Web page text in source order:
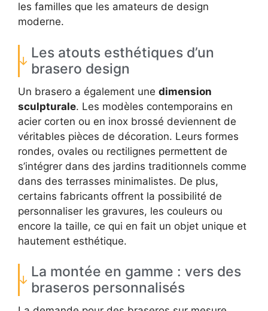
les familles que les amateurs de design
moderne.
Les atouts esthétiques d’un
brasero design
Un brasero a également une dimension
sculpturale. Les modèles contemporains en
acier corten ou en inox brossé deviennent de
véritables pièces de décoration. Leurs formes
rondes, ovales ou rectilignes permettent de
s’intégrer dans des jardins traditionnels comme
dans des terrasses minimalistes. De plus,
certains fabricants offrent la possibilité de
personnaliser les gravures, les couleurs ou
encore la taille, ce qui en fait un objet unique et
hautement esthétique.
La montée en gamme : vers des
braseros personnalisés